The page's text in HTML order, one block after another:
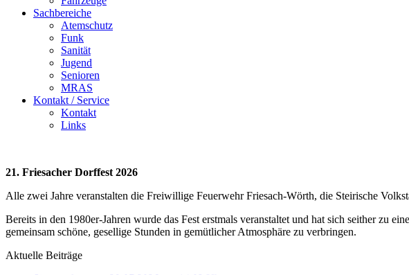
Sachbereiche
Atemschutz
Funk
Sanität
Jugend
Senioren
MRAS
Kontakt / Service
Kontakt
Links
21. Friesacher Dorffest 2026
Alle zwei Jahre veranstalten die Freiwillige Feuerwehr Friesach-Wörth, die Steirische
Bereits in den 1980er-Jahren wurde das Fest erstmals veranstaltet und hat sich seither zu
gemeinsam schöne, gesellige Stunden in gemütlicher Atmosphäre zu verbringen.
Aktuelle Beiträge